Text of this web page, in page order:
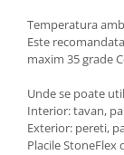
Temperatura
Este
maxim 35 grade
Unde se poate
Interior: tavan,
Exterior: pereti,
Placile